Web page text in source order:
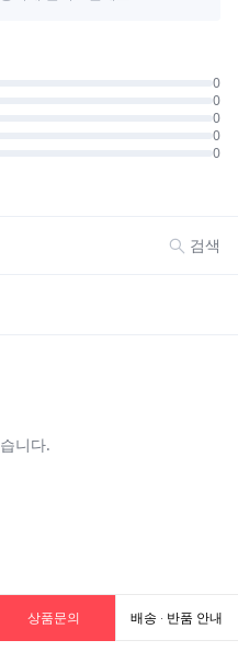
상품문의 배송 · 반품 안내